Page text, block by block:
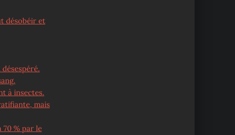
désobéir et
à insectes.
mais
% par le